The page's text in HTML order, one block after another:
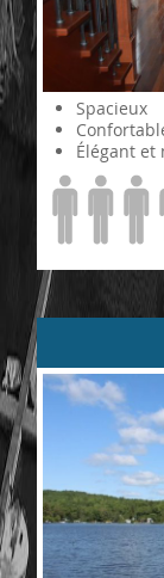
Spacieux
Élégant et